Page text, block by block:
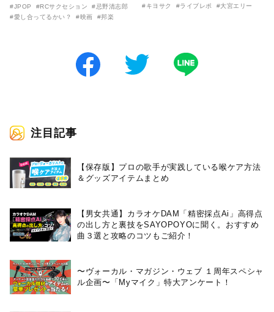
告映像とキービジュアルがつい
に解禁！ キヨシロー関連商品も
#JPOP #RCサクセション
#忌野清志郎
#愛し合ってるかい？
#映画 #邦楽
前に、キヨサク
#キヨサク
#ライブレポ #大宮エリー
注目記事
【保存版】プロの歌手が実践している喉ケア⽅法
＆グッズアイテムまとめ
【男女共通】カラオケDAM「精密採点Ai」高得点
の出し方と裏技をSAYOPOYOに聞く。おすすめ
曲３選と攻略のコツもご紹介！
〜ヴォーカル・マガジン・ウェブ １周年スペシャ
ル企画〜「Myマイク」特大アンケート！